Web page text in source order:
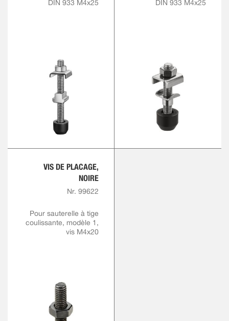
DIN 933 M4x25 DIN 933 M4x25
VIS DE PLACAGE,
NOIRE
Nr. 99622
Pour sauterelle à tige
coulissante, modèle 1,
vis M4x20